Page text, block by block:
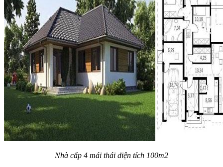
Nhà cấp 4 mái thái diện tích 100m2